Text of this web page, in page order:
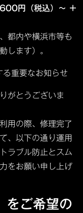
円（税込）〜 ＋
都内や横浜市等も
します）。
る重要なお知らせ
がとうございま
用の際、修理完了
、以下の通り運用
ラブル防止とスム
をお願い申し上げ
をご希望の